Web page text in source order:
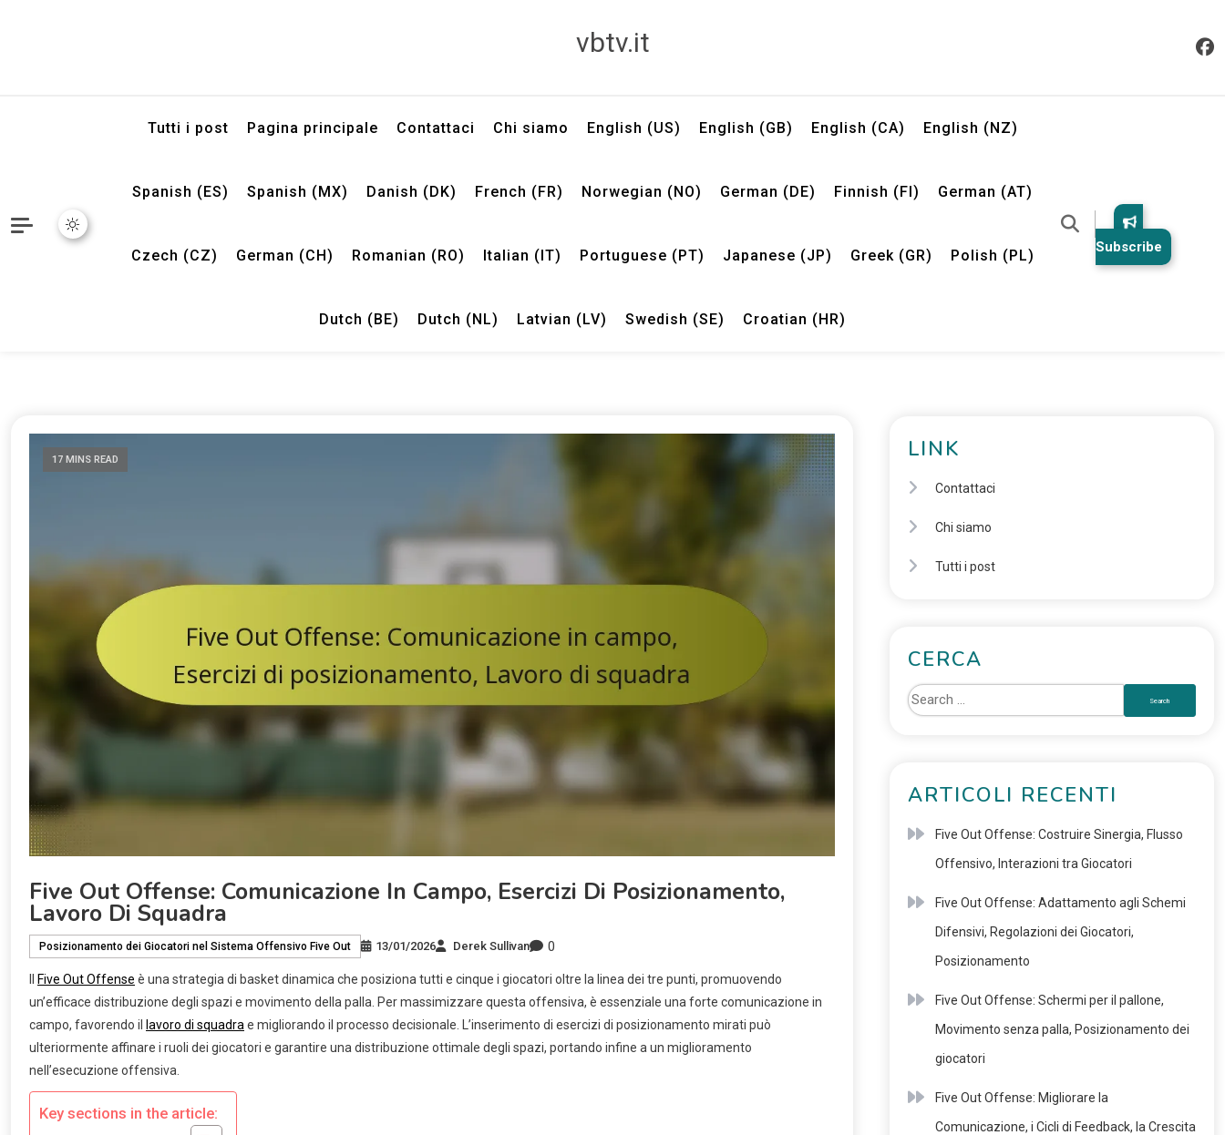
vbtv.it
Tutti i post Pagina principale Contattaci Chi siamo English (US) English (GB) English (CA) English (NZ)
Spanish (ES) Spanish (MX) Danish (DK) French (FR) Norwegian (NO) German (DE) Finnish (FI) German (AT)
Czech (CZ) German (CH) Romanian (RO) Italian (IT) Portuguese (PT) Japanese (JP) Greek (GR) Polish (PL)
Dutch (BE) Dutch (NL) Latvian (LV) Swedish (SE) Croatian (HR)
Subscribe
17 MINS READ
Five Out Offense: Comunicazione In Campo, Esercizi Di Posizionamento,
Lavoro Di Squadra
Posizionamento dei Giocatori nel Sistema Offensivo Five Out 13/01/2026 Derek Sullivan 0
Five Out Offense è una strategia di basket dinamica che posiziona tutti e cinque i giocatori oltre la linea dei tre punti, promuovendo
un’efficace distribuzione degli spazi e movimento della palla. Per massimizzare questa offensiva, è essenziale una forte comunicazione in
campo, favorendo il
lavoro di squadra e migliorando il processo decisionale. L’inserimento di esercizi di posizionamento mirati può
ulteriormente affinare i ruoli dei giocatori e garantire una distribuzione ottimale degli spazi, portando infine a un miglioramento
nell’esecuzione offensiva.
Key sections in the article:
LINK
Contattaci
Chi siamo
Tutti i post
CERCA
ARTICOLI RECENTI
Five Out Offense: Costruire Sinergia, Flusso
Offensivo, Interazioni tra Giocatori
Five Out Offense: Adattamento agli Schemi
Difensivi, Regolazioni dei Giocatori,
Posizionamento
Five Out Offense: Schermi per il pallone,
Movimento senza palla, Posizionamento dei
giocatori
Five Out Offense: Migliorare la
Comunicazione, i Cicli di Feedback, la Crescita